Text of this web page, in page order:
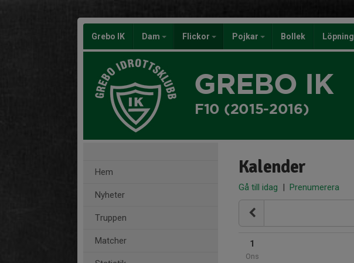
Grebo IK Dam Flickor Pojkar Bollek Löpning
GREBO IK
F10 (2015-2016)
Hem
Nyheter
Truppen
Matcher
Kalender
Gå till idag | Prenumerera
1
Ons